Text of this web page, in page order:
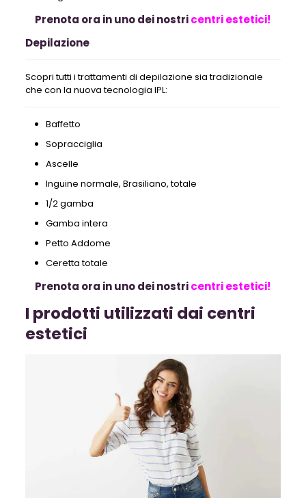
Prenota ora in uno dei nostricentri estetici!
Depilazione
Scopri tutti i trattamenti di depilazione sia tradizionale
che con la nuova tecnologia IPL:
Baffetto
Sopracciglia
Ascelle
Inguine normale, Brasiliano, totale
1/2 gamba
Gamba intera
Petto Addome
Ceretta totale
Prenota ora in uno dei nostricentri estetici!
I prodotti utilizzati dai centri
estetici